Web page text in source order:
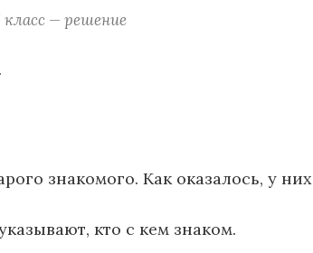
— решение
знакомого. Как оказалось, у них
кто с кем знаком.